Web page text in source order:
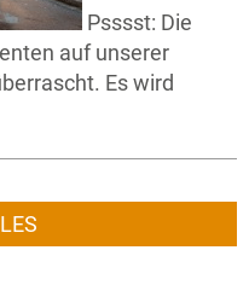
Psssst: Die
auf unserer
Es wird